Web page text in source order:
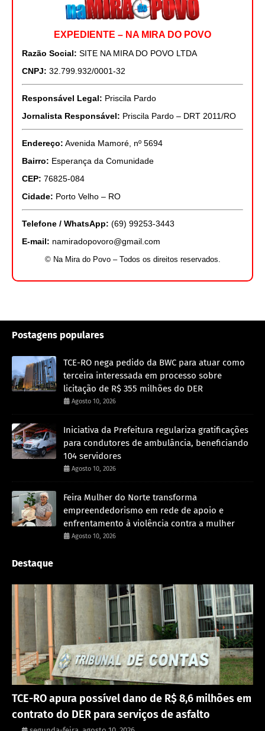
EXPEDIENTE – NA MIRA DO POVO
Razão Social: SITE NA MIRA DO POVO LTDA
CNPJ: 32.799.932/0001-32
Responsável Legal: Priscila Pardo
Jornalista Responsável: Priscila Pardo – DRT 2011/RO
Endereço: Avenida Mamoré, nº 5694
Bairro: Esperança da Comunidade
CEP: 76825-084
Cidade: Porto Velho – RO
Telefone / WhatsApp: (69) 99253-3443
E-mail: namiradopovoro@gmail.com
© Na Mira do Povo – Todos os direitos reservados.
Postagens populares
TCE-RO nega pedido da BWC para atuar como
terceira interessada em processo sobre
licitação de R$ 355 milhões do DER
Agosto 10, 2026
Iniciativa da Prefeitura regulariza gratificações
para condutores de ambulância, beneficiando
104 servidores
Agosto 10, 2026
Feira Mulher do Norte transforma
empreendedorismo em rede de apoio e
enfrentamento à violência contra a mulher
Agosto 10, 2026
Destaque
TCE-RO apura possível dano de R$ 8,6 milhões em
contrato do DER para serviços de asfalto